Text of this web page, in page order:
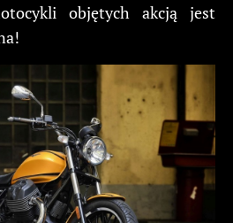
objętych akcją jest